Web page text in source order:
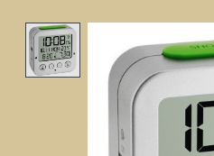
Product image